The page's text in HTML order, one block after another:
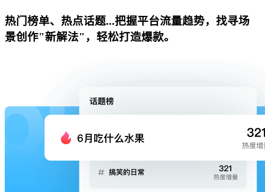
热门榜单、热点话题...把握平台流量趋势，找寻场
景创作"新解法"，轻松打造爆款。